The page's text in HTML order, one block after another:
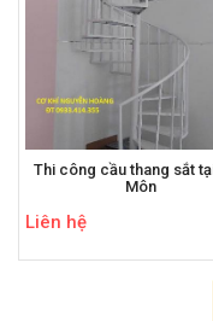
Thi công cầu thang sắt
Môn
Liên hệ